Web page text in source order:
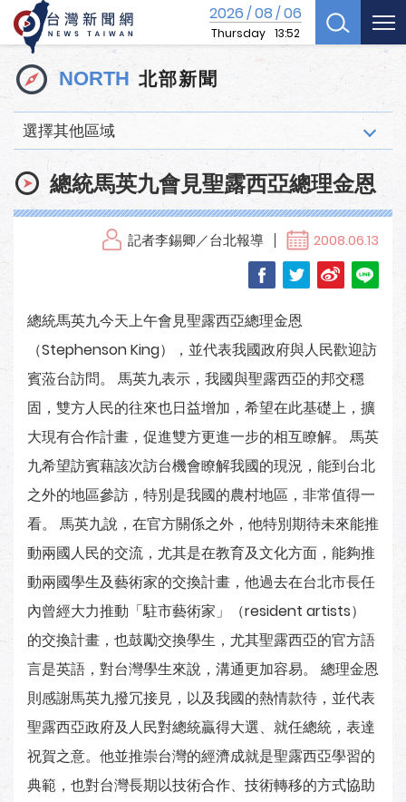
2026/08/06
Thursday 13:52
NORTH 北部新聞
選擇其他區域
總統馬英九會見聖露西亞總理金恩
記者李錫卿／台北報導 2008.06.13
總統馬英九今天上午會見聖露西亞總理金恩
（Stephenson King），並代表我國政府與人民歡迎訪
賓蒞台訪問。 馬英九表示，我國與聖露西亞的邦交穩
固，雙方人民的往來也日益增加，希望在此基礎上，擴
大現有合作計畫，促進雙方更進一步的相互瞭解。 馬英
九希望訪賓藉該次訪台機會瞭解我國的現況，能到台北
之外的地區參訪，特別是我國的農村地區，非常值得一
看。 馬英九說，在官方關係之外，他特別期待未來能推
動兩國人民的交流，尤其是在教育及文化方面，能夠推
動兩國學生及藝術家的交換計畫，他過去在台北市長任
內曾經大力推動「駐市藝術家」（resident artists）
的交換計畫，也鼓勵交換學生，尤其聖露西亞的官方語
言是英語，對台灣學生來說，溝通更加容易。 總理金恩
則感謝馬英九撥冗接見，以及我國的熱情款待，並代表
聖露西亞政府及人民對總統贏得大選、就任總統，表達
祝賀之意。他並推崇台灣的經濟成就是聖露西亞學習的
典範，也對台灣長期以技術合作、技術轉移的方式協助